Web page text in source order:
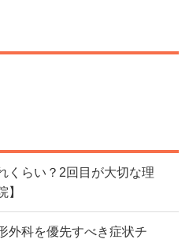
くらい？2回目が大切な理
】
外科を優先すべき症状チ